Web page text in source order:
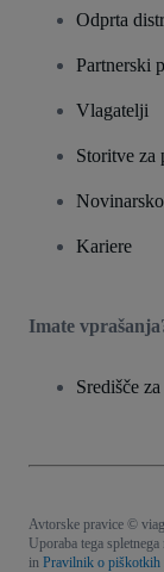
Odprta
Partnerski
Vlagatelji
Storitve za
Kariere
Imate
Središče
Avtorske pravice ©
Uporaba tega
in Pravilnik o piškotkih